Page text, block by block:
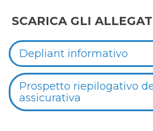
SCARICA GLI
Depliant informativo
Prospetto riepilogativo
assicurativa